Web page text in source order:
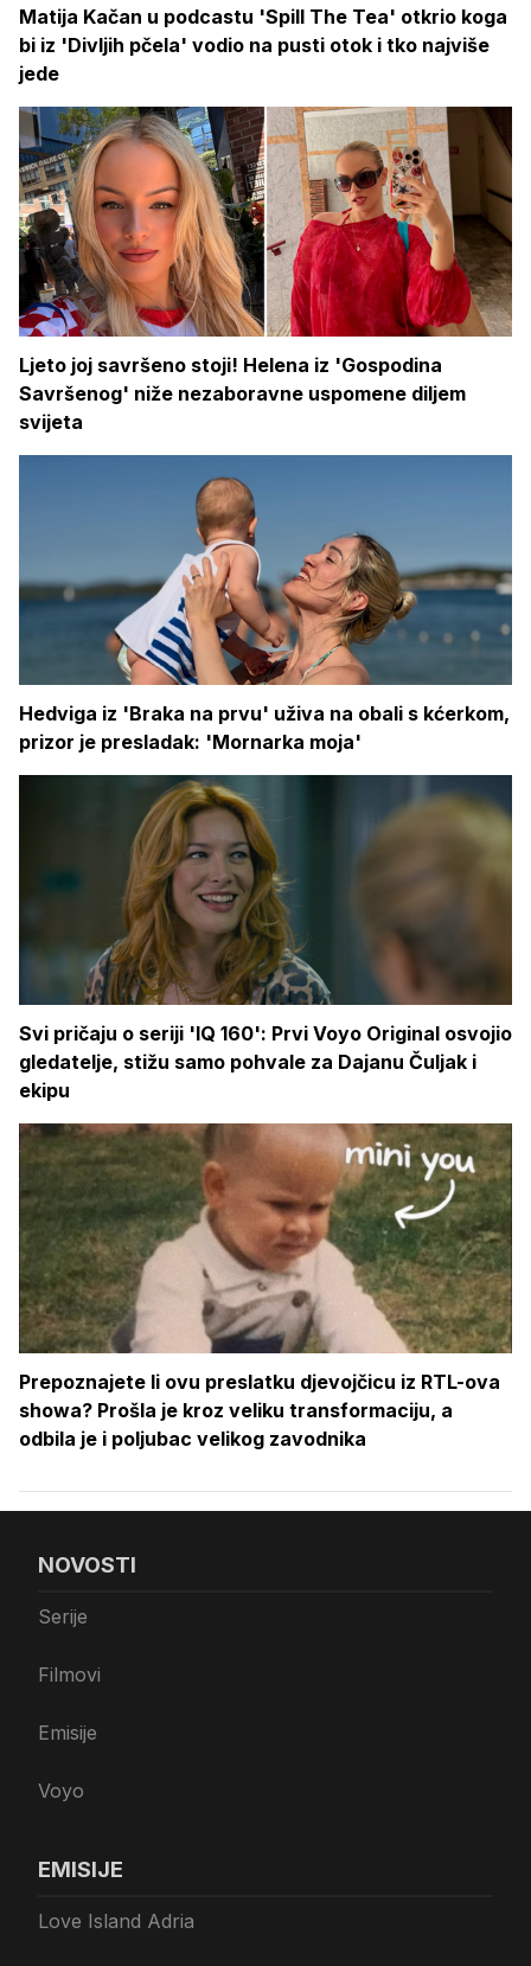
Matija Kačan u podcastu 'Spill The Tea' otkrio koga
bi iz 'Divljih pčela' vodio na pusti otok i tko najviše
jede
Ljeto joj savršeno stoji! Helena iz 'Gospodina
Savršenog' niže nezaboravne uspomene diljem
svijeta
Hedviga iz 'Braka na prvu' uživa na obali s kćerkom,
prizor je presladak: 'Mornarka moja'
Svi pričaju o seriji 'IQ 160': Prvi Voyo Original osvojio
gledatelje, stižu samo pohvale za Dajanu Čuljak i
ekipu
Prepoznajete li ovu preslatku djevojčicu iz RTL-ova
showa? Prošla je kroz veliku transformaciju, a
odbila je i poljubac velikog zavodnika
NOVOSTI
Serije
Filmovi
Emisije
Voyo
EMISIJE
Love Island Adria